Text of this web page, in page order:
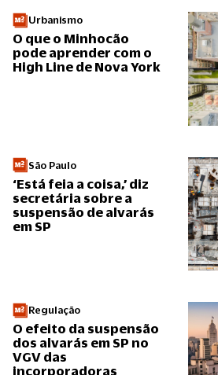
Urbanismo
O que o Minhocão
pode aprender com o
High Line de Nova York
São Paulo
‘Está feia a coisa,’ diz
secretária sobre a
suspensão de alvarás
em SP
Regulação
O efeito da suspensão
dos alvarás em SP no
VGV das
incorporadoras